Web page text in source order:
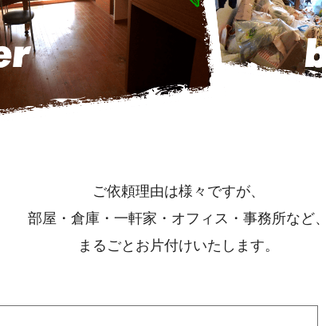
ご依頼理由は様々ですが、
部屋・倉庫・一軒家・オフィス・事務所など、
まるごとお片付けいたします。